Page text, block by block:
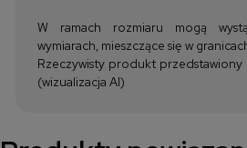
W ramach rozmiaru mogą
wymiarach, mieszczące się w
Rzeczywisty produkt
(wizualizacja AI)